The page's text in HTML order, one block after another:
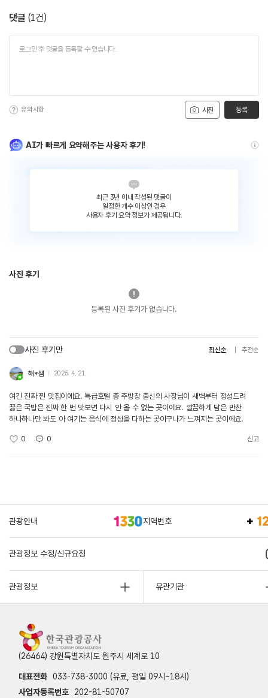
댓글 (1건)
사진
유의사항 등록
AI가 빠르게 요약해주는 사용자 후기!
최근 3년 이내 작성된 댓글이
일정한 개수 이상인 경우
사용자 후기 요약 정보가 제공됩니다.
사진 후기
등록된 사진 후기가 없습니다.
사진 후기만 최신순 추천순
해*샘 2025. 4. 21.
여긴 진짜 찐 맛집이에요. 특급호텔 총 주방장 출신의 사장님이 새벽부터 정성드려
끓은 국밥은 진짜 한 번 맛보면 다시 안 올 수 없는 곳이에요. 깔끔하게 담은 반찬
하나하나만 봐도 아 여기는 음식에 정성을 다하는 곳이구나가 느껴지는 곳이에요.
0 0 신고
관광안내 지역번호
관광정보 수정/신규요청
관광정보 유관기관
(26464) 강원특별자치도 원주시 세계로 10
대표전화 033-738-3000 (유료, 평일 09시~18시)
사업자등록번호
202-81-50707